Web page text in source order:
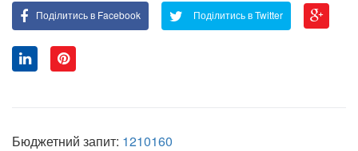
Поділитись в Facebook Поділитись в Twitter
Бюджетний запит: 1210160